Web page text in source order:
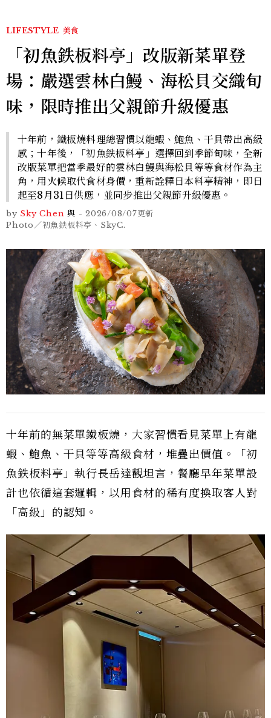
LIFESTYLE 美食
「初魚鉄板料亭」改版新菜單登
場：嚴選雲林白鰻、海松貝交織旬
味，限時推出父親節升級優惠
十年前，鐵板燒料理總習慣以龍蝦、鮑魚、干貝帶出高級
感；十年後，「初魚鉄板料亭」選擇回到季節旬味，全新
改版菜單把當季最好的雲林白鰻與海松貝等等食材作為主
角，用火候取代食材身價，重新詮釋日本料亭精神，即日
起至8月31日供應，並同步推出父親節升級優惠。
by Sky Chen 與 - 2026/08/07更新
Photo／初魚鉄板料亭、SkyC.
十年前的無菜單鐵板燒，大家習慣看見菜單上有龍
蝦、鮑魚、干貝等等高級食材，堆疊出價值。「初
魚鉄板料亭」執行長岳達觀坦言，餐廳早年菜單設
計也依循這套邏輯，以用食材的稀有度換取客人對
「高級」的認知。